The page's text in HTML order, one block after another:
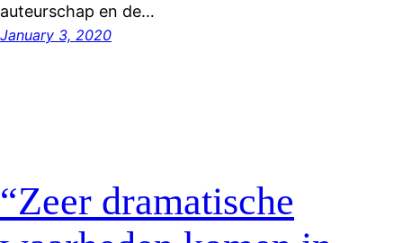
auteurschap en de…
January 3, 2020
“Zeer dramatische